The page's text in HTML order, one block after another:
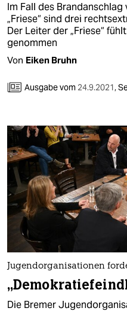
Im Fall des
„Friese“ sind drei
Der Leiter der „Friese“
genommen
Von Eiken Bruhn
Ausgabe vom 24.9.2021,
Jugendorganisationen
Die Bremer